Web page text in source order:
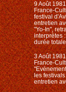
9 Août 1981
France-
festival
entretien
"Yo-In",
interprètes
durée
3 Août 1981
France-
les
entretien